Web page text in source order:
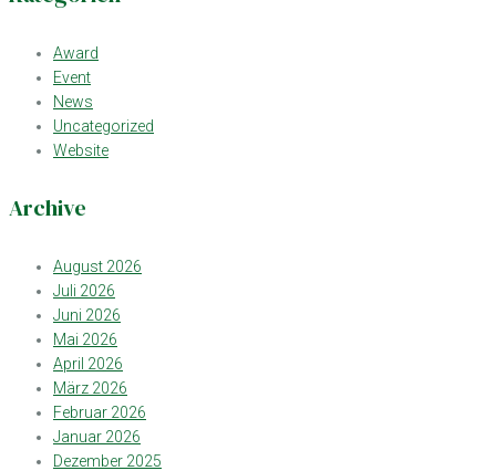
Award
Event
News
Uncategorized
Website
Archive
August 2026
Juli 2026
Juni 2026
Mai 2026
April 2026
März 2026
Februar 2026
Januar 2026
Dezember 2025